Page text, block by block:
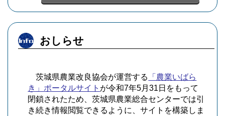
おしらせ
茨城県農業改良協会が運営する
「農業いばら
き」ポータルサイト が令和7年5月31日をもって
閉鎖されたため、茨城県農業総合センターでは引
き続き情報閲覧できるように、サイトを構築しま